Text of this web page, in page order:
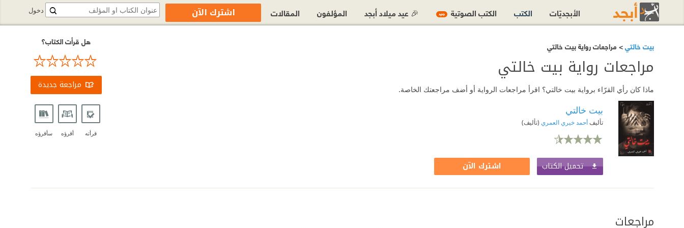
بيت خالتي> مراجعات رواية بيت خالتي
مراجعات رواية بيت خالتي
ماذا كان رأي القرّاء برواية بيت خالتي؟ اقرأ مراجعات الرواية أو أضف مراجعتك الخاصة.
بيت خالتي
تأليفأحمد خيري العمري (تأليف)
تحميل الكتاب اشترك الآن
هل قرأت الكتاب؟
مراجعة جديدة
قرأته أقرؤه سأقرؤه
مراجعات
دخول الأبجديّات الكتب الكتب الصوتية جديد 🎉 عيد ميلاد أبجد المؤلفون المقالات اشترك الآن